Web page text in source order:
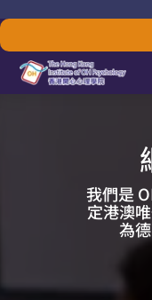
我們是
定港澳
為